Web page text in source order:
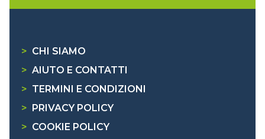
> CHI SIAMO
> AIUTO E CONTATTI
> TERMINI E CONDIZIONI
> PRIVACY POLICY
> COOKIE POLICY